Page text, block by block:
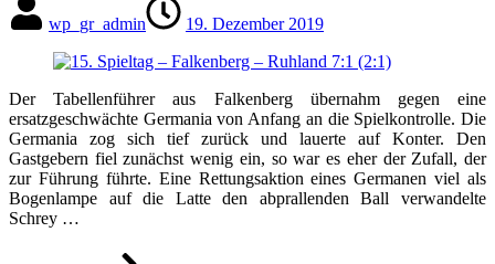
wp_gr_admin 19. Dezember 2019
Der Tabellenführer aus Falkenberg übernahm gegen eine
ersatzgeschwächte Germania von Anfang an die Spielkontrolle. Die
Germania zog sich tief zurück und lauerte auf Konter. Den
Gastgebern fiel zunächst wenig ein, so war es eher der Zufall, der
zur Führung führte. Eine Rettungsaktion eines Germanen viel als
Bogenlampe auf die Latte den abprallenden Ball verwandelte
Schrey …